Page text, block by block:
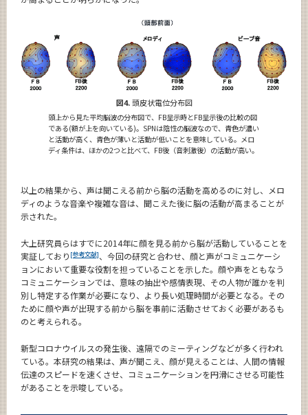
図4.頭皮状電位分布図
頭上から見た平均脳波の分布図で、FB呈示時とFB呈示後の比較の図
である(額が上を向いている)。SPNは陰性の脳波なので、青色が濃い
と活動が高く、青色が薄いと活動が低いことを意味している。メロ
ディ条件は、ほかの2つと比べて、FB後（音刺激後）の活動が高い。
以上の結果から、声は聞こえる前から脳の活動を高めるのに対し、メロ
ディのような音楽や複雑な音は、聞こえた後に脳の活動が高まることが
示された。
大上研究員らはすでに2014年に顔を見る前から脳が活動していることを
実証しており [参考文献]、今回の研究と合わせ、顔と声がコミュニケーシ
ョンにおいて重要な役割を担っていることを示した。顔や声をともなう
コミュニケーションでは、意味の抽出や感情表現、その人物が誰かを判
別し特定する作業が必要になり、より長い処理時間が必要となる。その
ために顔や声が出現する前から脳を事前に活動させておく必要があるも
のと考えられる。
新型コロナウイルスの発生後、遠隔でのミーティングなどが多く行われ
ている。本研究の結果は、声が聞こえ、顔が見えることは、人間の情報
伝達のスピードを速くさせ、コミュニケーションを円滑にさせる可能性
があることを示唆している。